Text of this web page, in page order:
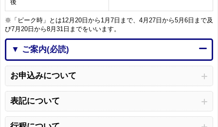
後
※「ピーク時」とは12月20日から1月7日まで、4月27日から5月6日まで及
び7月20日から8月31日までをいいます。
▼ ご案内(必読)
お申込みについて
表記について